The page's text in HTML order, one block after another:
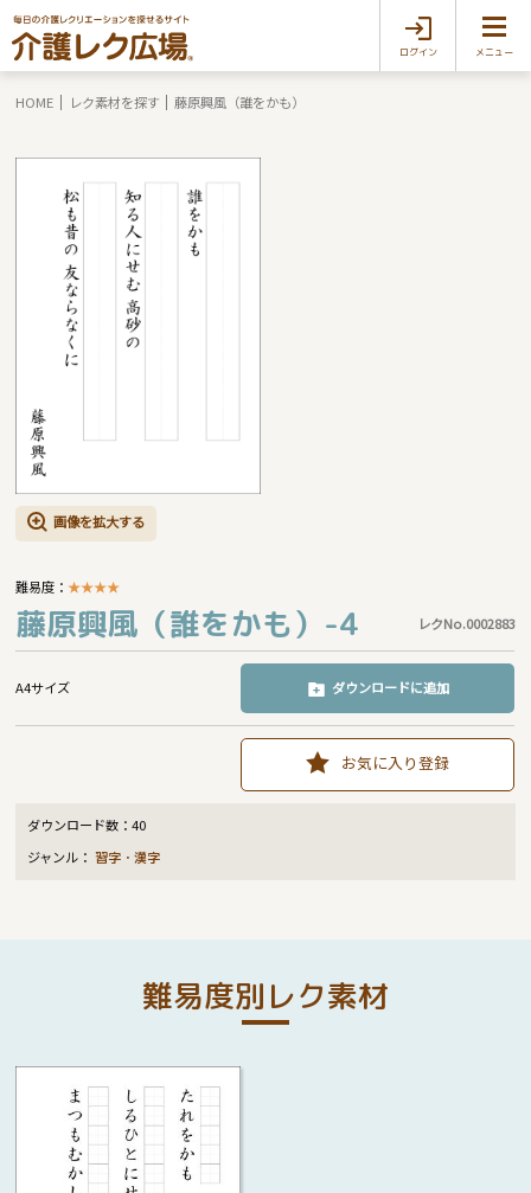
ログイン メニュー
HOME レク素材を探す 藤原興風（誰をかも）
画像を拡大する
難易度：★★★★
藤原興風（誰をかも）-4 レクNo.0002883
A4サイズ ダウンロードに追加
お気に入り登録
ダウンロード数：40
ジャンル：習字・漢字
難易度別レク素材